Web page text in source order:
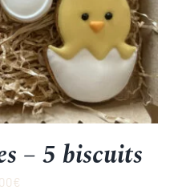
– 5 biscuits
€